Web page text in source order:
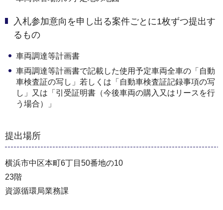
入札参加意向を申し出る案件ごとに1枚ずつ提出す
るもの
車両調達等計画書
車両調達等計画書で記載した使用予定車両全車の「自動
車検査証の写し」若しくは「自動車検査証記録事項の写
し」又は「引受証明書（今後車両の購入又はリースを行
う場合）」
提出場所
横浜市中区本町6丁目50番地の10
23階
資源循環局業務課